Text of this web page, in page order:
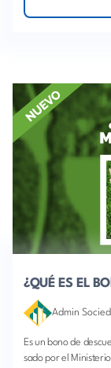
¿QUÉ ES EL
Admin
Es un bono de
sado por el